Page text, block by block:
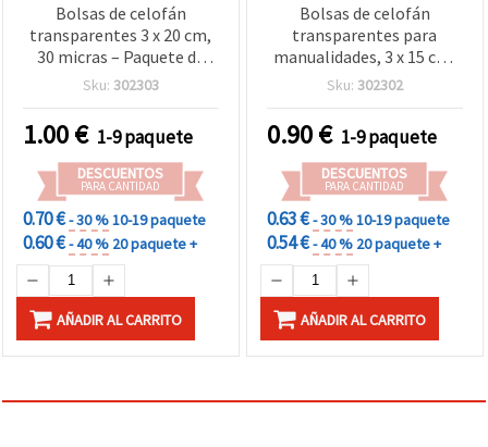
Bolsas de celofán
transparentes 3 x 20 cm,
30 micras – Paquete de
200 unidades para
Sku: 302303
1.00€ 1-9 paquete
DESCUENTOS
PARA CANTIDAD
0.70 €- 30 %10-19 paquete
0.60 €- 40 % 20 paquete +
AÑADIR AL CARRITO
Bolsas de celofán
transparentes para
manualidades, 3 x 15 cm,
30 micras - Pack de 200
Sku: 302302
0.90€ 1-9 paquete
DESCUENTOS
PARA CANTIDAD
0.63 €- 30 %10-19 paquete
0.54 €- 40 % 20 paquete +
AÑADIR AL CARRITO